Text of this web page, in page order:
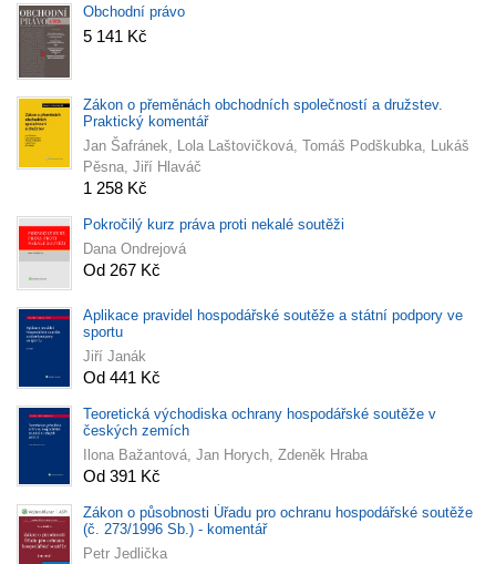
Obchodní právo
5 141 Kč
Zákon o přeměnách obchodních společností a družstev.
Praktický komentář
Jan Šafránek, Lola Laštovičková, Tomáš Podškubka, Lukáš
Pěsna, Jiří Hlaváč
1 258 Kč
Pokročilý kurz práva proti nekalé soutěži
Dana Ondrejová
Od 267 Kč
Aplikace pravidel hospodářské soutěže a státní podpory ve
sportu
Jiří Janák
Od 441 Kč
Teoretická východiska ochrany hospodářské soutěže v
českých zemích
Ilona Bažantová, Jan Horych, Zdeněk Hraba
Od 391 Kč
Zákon o působnosti Úřadu pro ochranu hospodářské soutěže
(č. 273/1996 Sb.) - komentář
Petr Jedlička